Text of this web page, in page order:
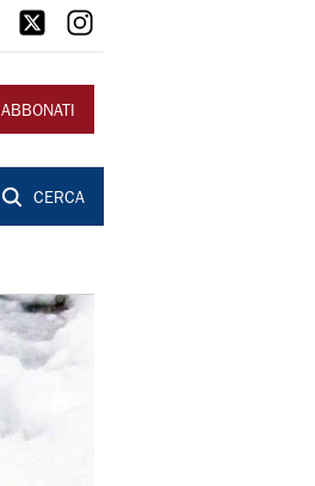
ABBONATI
CERCA